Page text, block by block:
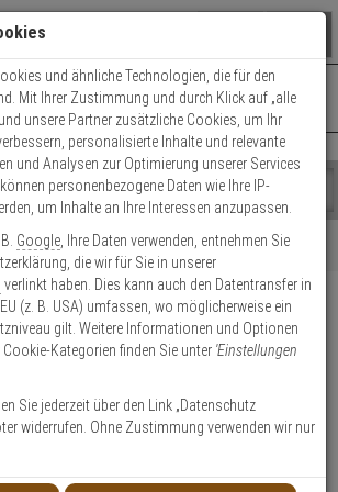
Warenkorb schließen
0 ARTIKEL IM WARENKORB
Ihr Warenkorb ist momentan leer.
Ergebnisse ()
Fertig
0Mo. - Do.: 8:00 - 16:30 | Fr.: 8:00 - 14:00 Uhr
Kontaktservice nutzen
E-1 GY
Einsätze E2A/E2B
und ähnliche Technologien, die für den
Mit Ihrer Zustimmung und durch Klick auf „alle
unsere Partner zusätzliche Cookies, um Ihr
personalisierte Inhalte und relevante
und Analysen zur Optimierung unserer Services
personenbezogene Daten wie Ihre IP-
um Inhalte an Ihre Interessen anzupassen.
Google , Ihre Daten verwenden, entnehmen Sie
die wir für Sie in unserer
verlinkt haben. Dies kann auch den Datentransfer in
(z. B. USA) umfassen, wo möglicherweise ein
gilt. Weitere Informationen und Optionen
Kategorien finden Sie unter 'Einstellungen
Sie jederzeit über den Link „Datenschutz
widerrufen. Ohne Zustimmung verwenden wir nur